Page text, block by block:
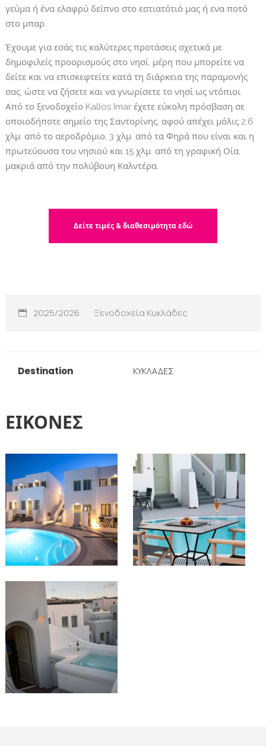
γεύμα ή ένα ελαφρύ δείπνο στο εστιατότιό μας ή ενα ποτό
στο μπαρ.
Έχουμε για εσάς τις καλύτερες προτάσεις σχετικά με
δημοφιλείς προορισμούς στο νησί, μέρη που μπορείτε να
δείτε και να επισκεφτείτε κατά τη διάρκεια της παραμονής
σας, ώστε να ζήσετε και να γνωρίσετε το νησί ως ντόπιοι.
Από το ξενοδοχείο Kallos Imar έχετε εύκολη πρόσβαση σε
οποιοδήποτε σημείο της Σαντορίνης, αφού απέχει μόλις 2,6
χλμ. από το αεροδρόμιο, 3 χλμ. από τα Φηρά που είναι και η
πρωτεύουσα του νησιού και 15 χλμ. από τη γραφική Οία,
μακριά από την πολύβουη Καλντέρα.
Δείτε τιμές & διαθεσιμότητα εδώ
2025/2026 Ξενοδοχεία Κυκλάδες
Destination ΚΥΚΛΑΔΕΣ
ΕΙΚΟΝΕΣ